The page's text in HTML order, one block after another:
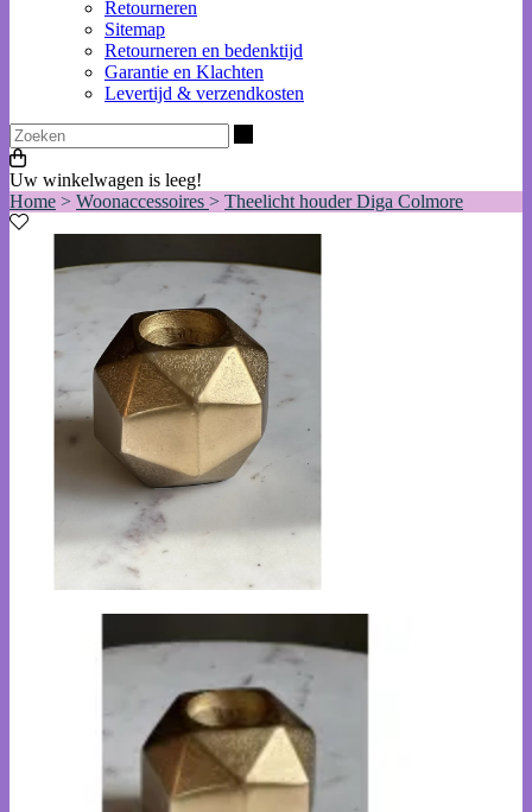
Retourneren
Sitemap
Retourneren en bedenktijd
Garantie en Klachten
Levertijd & verzendkosten
Uw winkelwagen is leeg!
Home > Woonaccessoires > Theelicht houder Diga Colmore